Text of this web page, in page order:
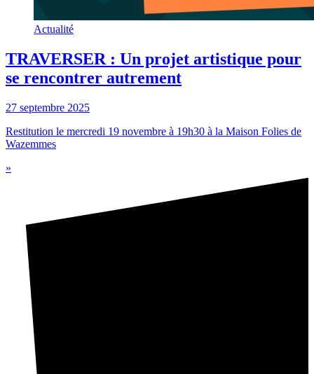
Actualité
TRAVERSER : Un projet artistique pour
se rencontrer autrement
27 septembre 2025
Restitution le mercredi 19 novembre à 19h30 à la Maison Folies de
Wazemmes
»